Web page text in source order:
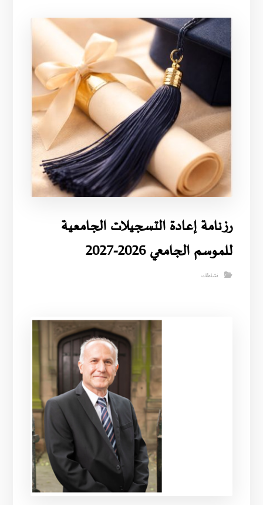
رزنامة إعادة التسجيلات الجامعية
للموسم الجامعي 2026-2027
نشاطات